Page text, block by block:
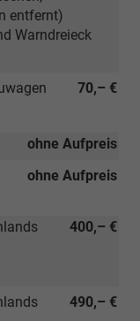
entfernt)
Warndreieck
70,– €
ohne Aufpreis
ohne Aufpreis
400,– €
490,– €